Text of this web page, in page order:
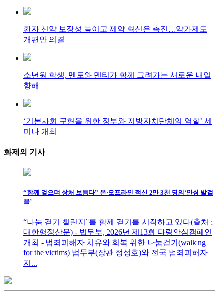
환자 신약 보장성 높이고 제약 혁신은 촉진…약가제도
개편안 의결
소년원 학생, 멘토와 멘티가 함께 그려가는 새로운 내일
향해
‘기본사회 구현을 위한 정부와 지방자치단체의 역할’ 세
미나 개최
화제의 기사
“함께 걸으며 상처 보듬다” 온·오프라인 적신 2만 3천 명의‘안심 발걸
음’
“나눔 걷기 챌린지”를 함께 걷기를 시작하고 있다(출처 ;
대한행정산문) - 법무부, 2026년 제13회 다링안심캠페인
개최 - 범죄피해자 치유와 회복 위한 나눔걷기(walking
for the victims) 법무부(장관 정성호)와 전국 범죄피해자
지...